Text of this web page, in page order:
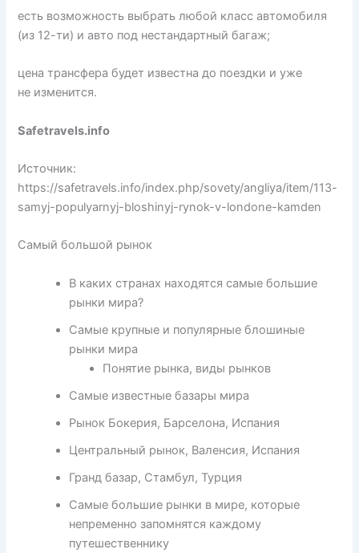
есть возможность выбрать любой класс автомобиля
(из 12-ти) и авто под нестандартный багаж;
цена трансфера будет известна до поездки и уже
не изменится.
Safetravels.info
Источник:
https://safetravels.info/index.php/sovety/angliya/item/113-
samyj-populyarnyj-bloshinyj-rynok-v-londone-kamden
Самый большой рынок
В каких странах находятся самые большие
рынки мира?
Самые крупные и популярные блошиные
рынки мира
Понятие рынка, виды рынков
Самые известные базары мира
Рынок Бокерия, Барселона, Испания
Центральный рынок, Валенсия, Испания
Гранд базар, Стамбул, Турция
Самые большие рынки в мире, которые
непременно запомнятся каждому
путешественнику